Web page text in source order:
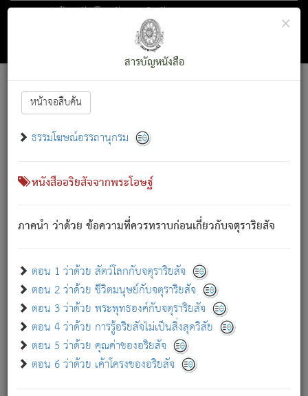
ตอน 1 ว่าด้วย สัตว์โลกกับจตุราริยสัจ
สารบัญ×
สารบัญหนังสือ
หน้าจอสืบค้น
ธรรมโฆษณ์อรรถานุกรม
หนังสืออริยสัจจากพระโอษฐ์
ภาคนำ ว่าด้วย ข้อความที่ควรทราบก่อนเกี่ยวกับจตุราริยสัจ
ตอน 1 ว่าด้วย สัตว์โลกกับจตุราริยสัจ
ตอน 2 ว่าด้วย ชีวิตมนุษย์กับจตุราริยสัจ
ตอน 3 ว่าด้วย พระพุทธองค์กับจตุราริยสัจ
ตอน 4 ว่าด้วย การรู้อริยสัจไม่เป็นสิ่งสุดวิสัย
ตอน 5 ว่าด้วย คุณค่าของอริยสัจ
ตอน 6 ว่าด้วย เค้าโครงของอริยสัจ
Font :15 ]||
สัตว์โลกนี้ เกิดความเดือดร้อนแล้ว มีผัสสะบังหน้า
เขาสำคัญสิ่งใด โดยความเป็นประการใด แต่สิ่งนั้นย่อมเป็น
(ตามที่เป็นจริง) โดยประการอื่นจากที่เขาสำคัญนั้น
สัตว์โลกติดข้องอยู่ในภพ ถูกภพบังหน้าแล้ว มีภพโดยความ
เป็นอย่างอื่น (จากที่มันเป็นอยู่จริง) จึงได้เพลิดเพลินยิ่งนักในภพ
เขาเพลิดเพลินยิ่งนักในสิ่งใด สิ่งนั้นเป็นภัย (ที่เขาไม่รู้จัก)
เขากลัวต่อสิ่งใดสิ่งนั้นเป็นทุกข์
พรหมจรรย์นี้ อันบุคคลย่อมประพฤติ ก็เพื่อการละขาดซึ่ง
ภพ.
สมณะหรือพราหมณ์เหล่าใด กล่าวความหลุดพ้นจากภพว่า
มีได้เพราะภพ เรากล่าวว่า สมณะหรือพราหมณ์ทั้งปวงนั้น
มิใช่ผู้หลดพ้นจากภพ.